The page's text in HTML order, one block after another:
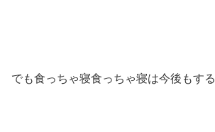
でも食っちゃ寝食っちゃ寝は今後もする